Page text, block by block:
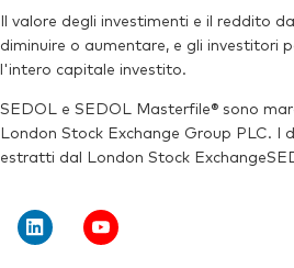
SEDOL:BMV7ZL9
Ticker di borsa:V3AB
Ticker di borsa:V3AA
ISIN:IE00BNG8L278
Reuters:V3AA.MX
SEDOL:BMB6903
Il valore degli investimenti e il reddito
diminuire o aumentare, e gli investitori
l'intero capitale investito.
SEDOL e SEDOL Masterfile® sono
London Stock Exchange Group PLC. I
estratti dal London Stock